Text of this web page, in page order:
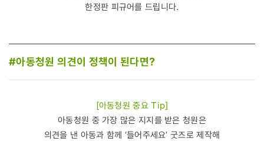
한정판 피규어를 드립니다.
#아동청원 의견이 정책이 된다면?
[아동청원 중요 Tip]
아동청원 중 가장 많은 지지를 받은 청원은
의견을 낸 아동과 함께 ‘들어주세요’ 굿즈로 제작해